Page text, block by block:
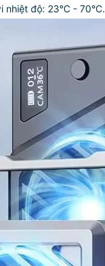
độ: 23°C - 70°C.